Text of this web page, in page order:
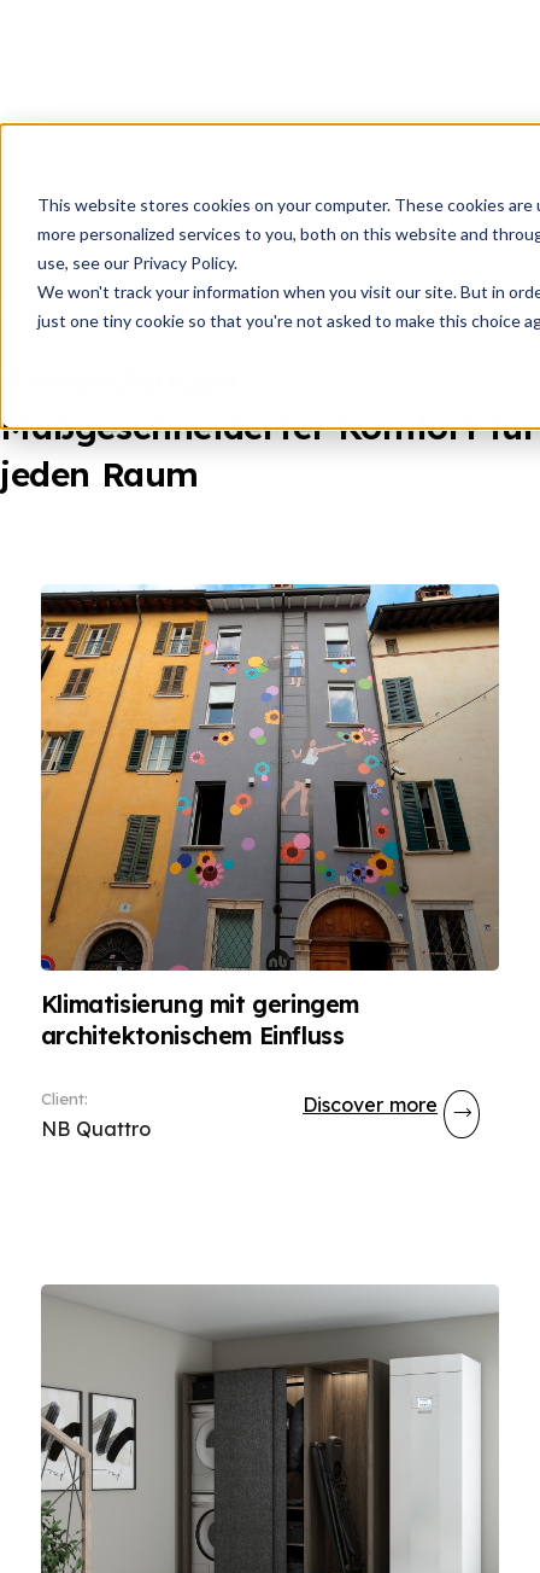
This website stores cookies on your computer. These cookies
more personalized services to you, both on this website and
use, see our Privacy Policy.
We won't track your information when you visit our site. But in
just one tiny cookie so that you're not asked to make this choice
Maßgeschneiderter Komfort für
jeden Raum
Klimatisierung mit geringem
architektonischem Einfluss
Client:
NB Quattro
Discover more